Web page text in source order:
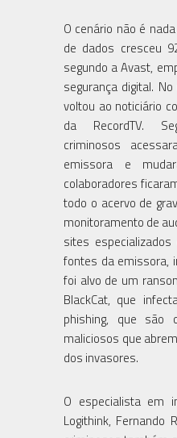
O cenário não é
de dados cresceu
segundo a Avast,
segurança digital.
voltou ao noticiário
da RecordTV.
criminosos
emissora e
colaboradores
todo o acervo de
monitoramento de
sites
fontes da emissora,
foi alvo de um
BlackCat, que
phishing, que são
maliciosos que
dos invasores.
O especialista em
Logithink, Fernando